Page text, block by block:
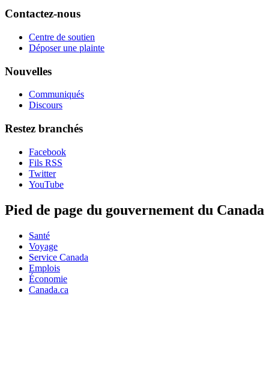
Contactez-nous
Centre de soutien
Déposer une plainte
Nouvelles
Communiqués
Discours
Restez branchés
Facebook
Fils RSS
Twitter
YouTube
Pied de page du gouvernement du Canada
Santé
Voyage
Service Canada
Emplois
Économie
Canada.ca